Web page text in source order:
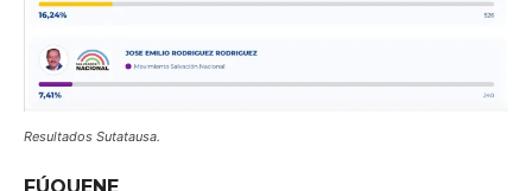
Resultados Sutatausa.